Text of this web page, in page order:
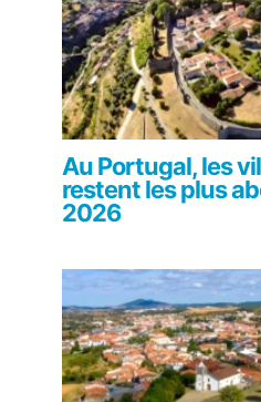
Au Portugal, les
restent les plus
2026